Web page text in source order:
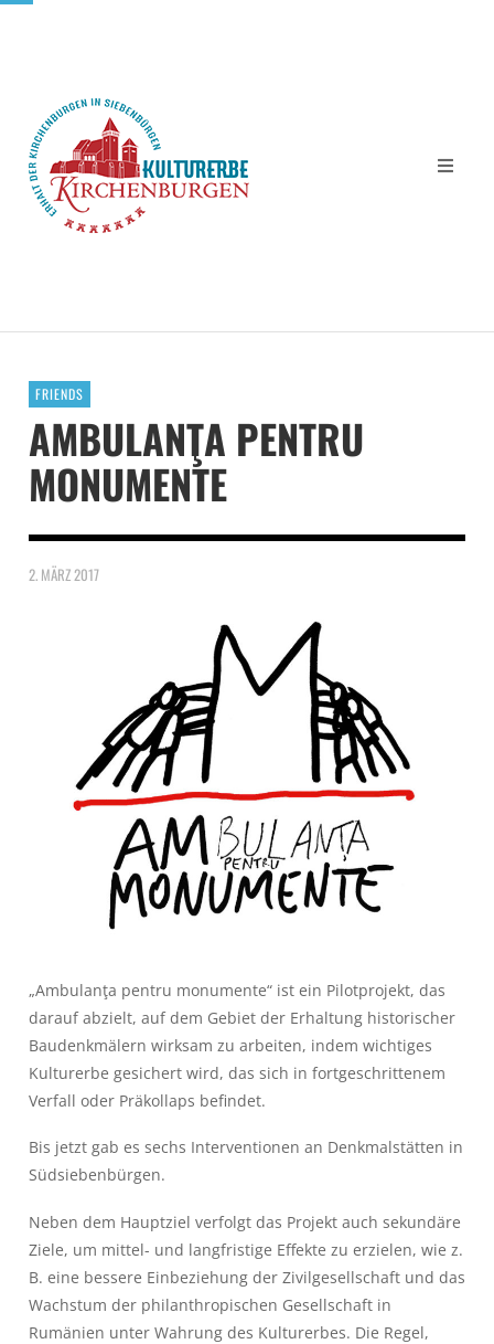
FRIENDS
AMBULANŢA PENTRU
MONUMENTE
2. MÄRZ 2017
„Ambulanţa pentru monumente“ ist ein Pilotprojekt, das
darauf abzielt, auf dem Gebiet der Erhaltung historischer
Baudenkmälern wirksam zu arbeiten, indem wichtiges
Kulturerbe gesichert wird, das sich in fortgeschrittenem
Verfall oder Präkollaps befindet.
Bis jetzt gab es sechs Interventionen an Denkmalstätten in
Südsiebenbürgen.
Neben dem Hauptziel verfolgt das Projekt auch sekundäre
Ziele, um mittel- und langfristige Effekte zu erzielen, wie z.
B. eine bessere Einbeziehung der Zivilgesellschaft und das
Wachstum der philanthropischen Gesellschaft in
Rumänien unter Wahrung des Kulturerbes. Die Regel,